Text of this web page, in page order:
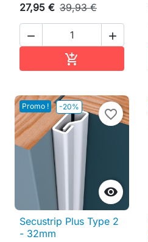
27,95 € 39,93 €
 

Promo ! -20%

favorite_border
Secustrip Plus Type 2
- 32mm